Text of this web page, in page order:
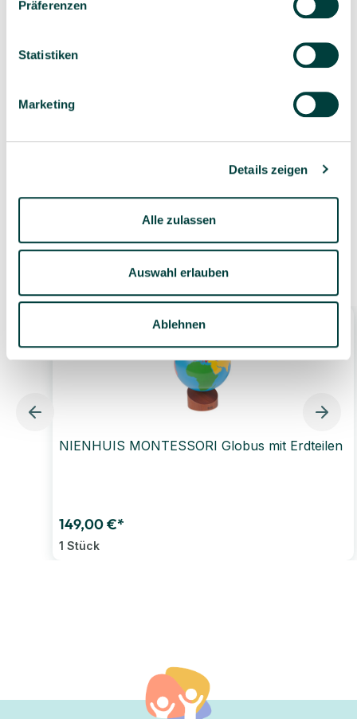
Präferenzen
Statistiken
Marketing
Details zeigen
Alle zulassen
Auswahl erlauben
Ablehnen
individuelle Beratung
Geprüfte Lieferkette
1-3 Werktage Lieferzeit
bei Versand aus dem
eigenen Lager
Ähnliche Produkte
NIENHUIS MONTESSORI Globus mit Erdteilen
149,00 €*
1 Stück